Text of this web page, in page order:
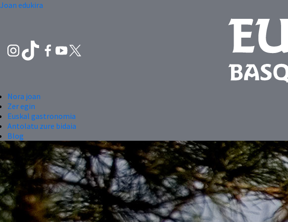
Joan edukira
Nora joan
Zer egin
Euskal gastronomia
Antolatu zure bidaia
Blog